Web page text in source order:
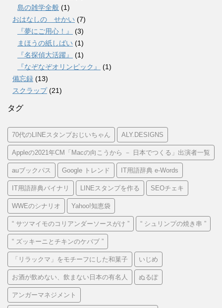
島の雑学全般 (1)
おはなしの せかい (7)
『夢にご用心！』
(3)
まほうの紙しばい (1)
『名探偵大活躍』
(1)
『なぞなぞオリンピック』
(1)
備忘録 (13)
スクラップ(21)
タグ
70代のLINEスタンプおじいちゃん ALY.DESIGNS
Appleの2021年CM「Macの向こうから － 日本でつくる」出演者一覧
auブックパス Google トレンド IT用語辞典 e-Words
IT用語辞典バイナリ LINEスタンプを作る SEOチェキ
WWEのシナリオ Yahoo!知恵袋
“ サツマイモのコリアンダーソースがけ ” “ シュリンプの焼き串 ”
“ ズッキーニとチキンのケバブ ”
「リラックマ」をモチーフにした和菓子 いじめ
お酒が飲めない、飲まない日本の有名人 ぬるぽ
アンガーマネジメント